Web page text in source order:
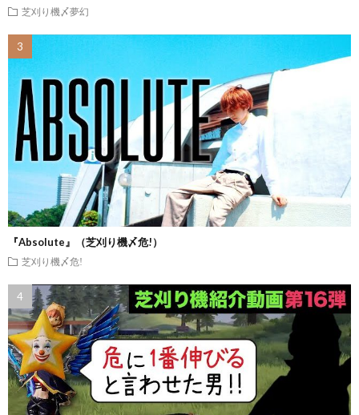
芝刈り機〆夢幻
『Absolute』（芝刈り機〆危!）
芝刈り機〆危!